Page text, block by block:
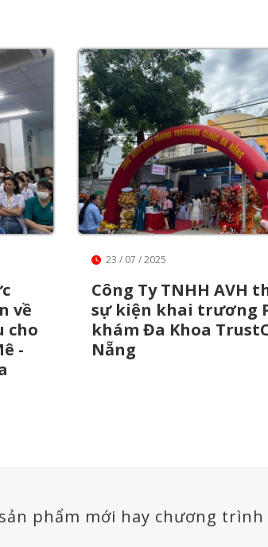
về
cho
-
23 / 07 / 2025
Công Ty TNHH AVH
sự kiện khai trương
khám Đa Khoa
Nẵng
phẩm mới hay chương trình